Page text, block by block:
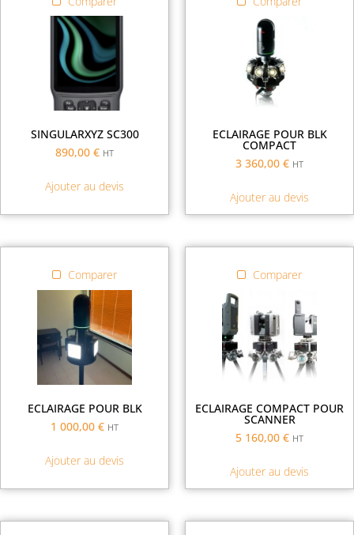
SINGULARXYZ SC300
890,00 € HT
Ajouter au devis
ECLAIRAGE POUR BLK
COMPACT
3 360,00 € HT
Ajouter au devis
Comparer
ECLAIRAGE POUR BLK
1 000,00 € HT
Ajouter au devis
Comparer
ECLAIRAGE COMPACT POUR
SCANNER
5 160,00 € HT
Ajouter au devis